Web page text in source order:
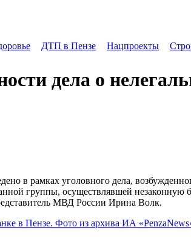
ДТП в Пензе Нацпроекты
дела о
в рамках уголовного дела,
группы, осуществлявшей незаконную
МВД России Ирина Волк.